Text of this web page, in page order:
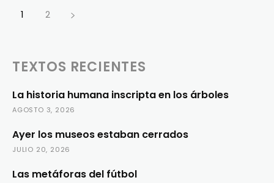
1 2
TEXTOS RECIENTES
La historia humana inscripta en los árboles
AGOSTO 3, 2026
Ayer los museos estaban cerrados
JULIO 20, 2026
Las metáforas del fútbol